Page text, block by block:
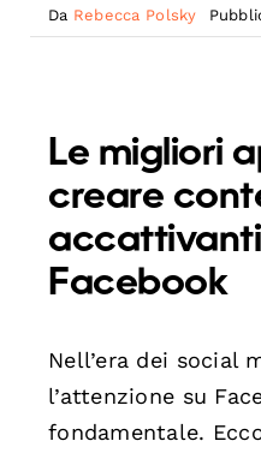
Da Rebecca Polsky
Le migliori
creare
Facebook
Nell’era dei social
l’attenzione su
fondamentale.